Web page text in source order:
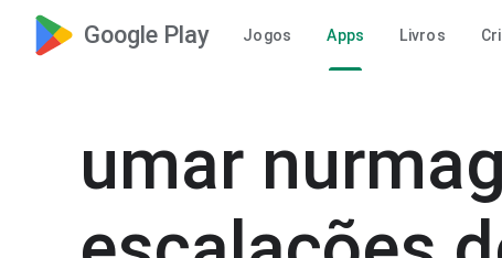
Google Play Jogos Apps Livros
umar